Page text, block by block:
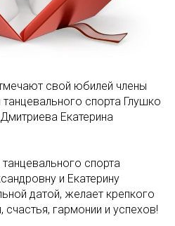
свой юбилей члены
спорта Глушко
Екатерина
спорта
и Екатерину
датой, желает крепкого
счастья, гармонии и успехов!